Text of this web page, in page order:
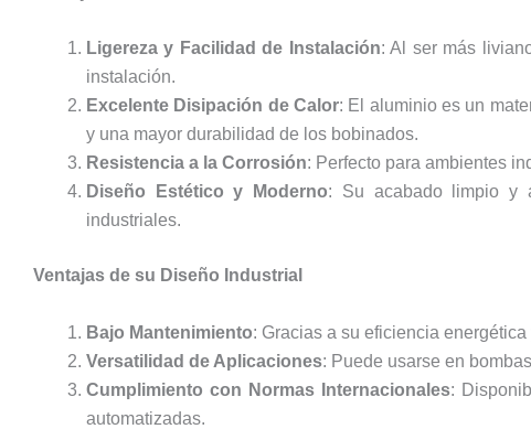
Ligereza y Facilidad de Instalación: Al ser más
instalación.
Excelente Disipación de Calor: El aluminio es un
y una mayor durabilidad de los bobinados.
Resistencia a la Corrosión: Perfecto para ambientes
Diseño Estético y Moderno: Su acabado limpio y
industriales.
Ventajas de su Diseño Industrial
Bajo Mantenimiento: Gracias a su eficiencia
Versatilidad de Aplicaciones: Puede usarse en
Cumplimiento con Normas Internacionales:
automatizadas.